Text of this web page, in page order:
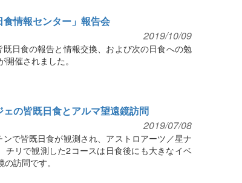
情報センター」報告会
2019/10/09
日食の報告と情報交換、および次の日食への勉
催されました。
ェの皆既日食とアルマ望遠鏡訪問
2019/07/08
で皆既日食が観測され、アストロアーツ／星ナ
リで観測した2コースは日食後にも大きなイベ
訪問です。